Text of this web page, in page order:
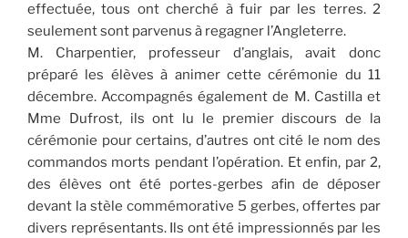
effectuée, tous ont cherché à fuir par les terres. 2
seulement sont parvenus à regagner l’Angleterre.
M. Charpentier, professeur d’anglais, avait donc
préparé les élèves à animer cette cérémonie du 11
décembre. Accompagnés également de M. Castilla et
Mme Dufrost, ils ont lu le premier discours de la
cérémonie pour certains, d’autres ont cité le nom des
commandos morts pendant l’opération. Et enfin, par 2,
des élèves ont été portes-gerbes afin de déposer
devant la stèle commémorative 5 gerbes, offertes par
divers représentants. Ils ont été impressionnés par les